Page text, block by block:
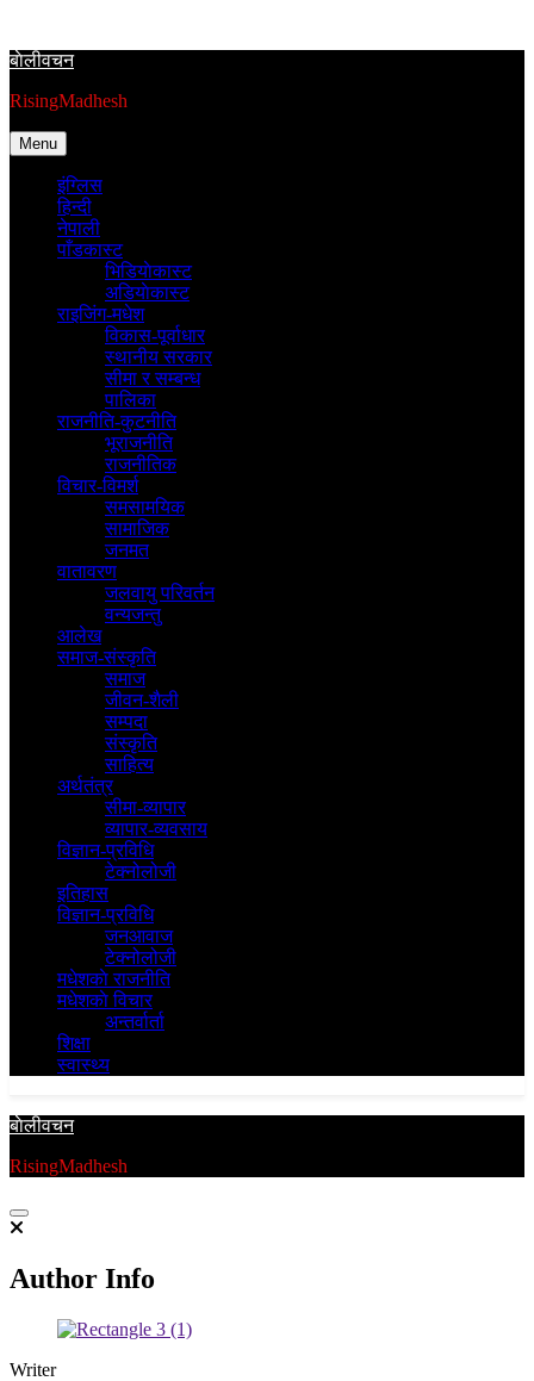
content
बाेलीवचन
RisingMadhesh
Menu
इंग्लिस
हिन्दी
नेपाली
पाँडकास्ट
भिडियाेकास्ट
अडियाेकास्ट
राइजिंग-मधेश
विकास-पूर्वाधार
स्थानीय सरकार
सीमा र सम्बन्ध
पालिका
राजनीति-कुटनीति
भूराजनीति
राजनीतिक
विचार-विमर्श
समसामयिक
सामाजिक
जनमत
वातावरण
जलवायु परिवर्तन
वन्यजन्तु
आलेख
समाज-संस्कृति
समाज
जीवन-शैली
सम्पदा
संस्कृति
साहित्य
अर्थतंत्र
सीमा-व्यापार
व्यापार-व्यवसाय
विज्ञान-प्रविधि
टेक्नोलोजी
इतिहास
विज्ञान-प्रविधि
जनआवाज
टेक्नोलोजी
मधेशकाे राजनीति
मधेशकाे विचार
अन्तर्वार्ता
शिक्षा
स्वास्थ्य
बाेलीवचन
RisingMadhesh
Author Info
Writer